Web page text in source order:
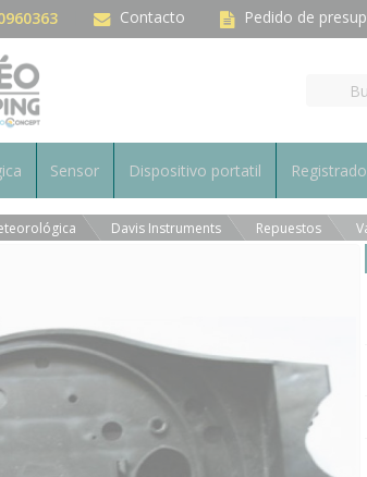
Contacto Pedido de
Sensor Dispositivo portatil
Davis Instruments Repuestos